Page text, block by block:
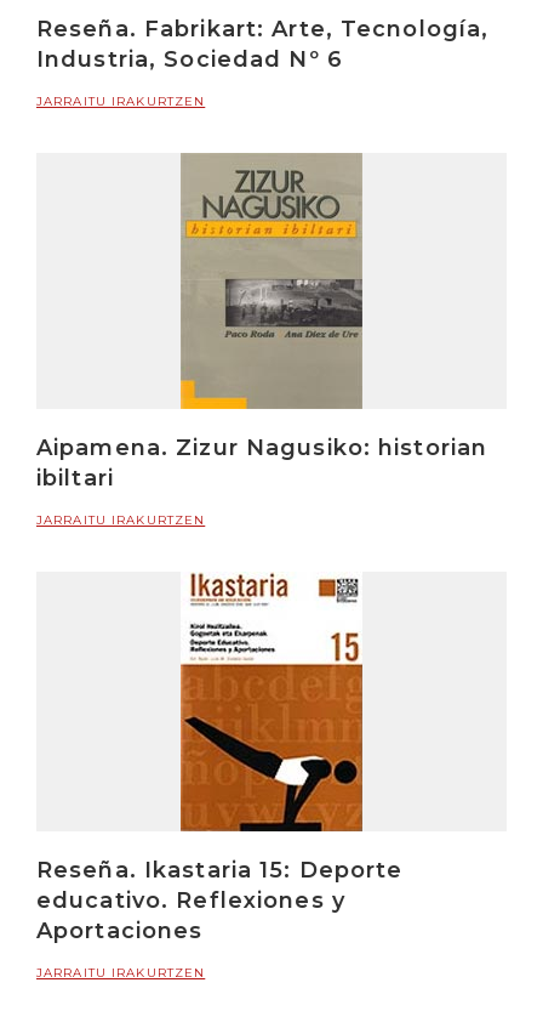
Reseña. Fabrikart: Arte, Tecnología,
Industria, Sociedad Nº 6
JARRAITU IRAKURTZEN
Aipamena. Zizur Nagusiko: historian
ibiltari
JARRAITU IRAKURTZEN
Reseña. Ikastaria 15: Deporte
educativo. Reflexiones y
Aportaciones
JARRAITU IRAKURTZEN